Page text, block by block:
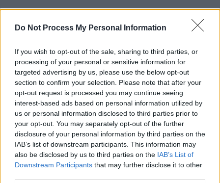
Do Not Process My Personal Information
If you wish to opt-out of the sale, sharing to third parties, or
processing of your personal or sensitive information for
targeted advertising by us, please use the below opt-out
section to confirm your selection. Please note that after your
opt-out request is processed you may continue seeing
interest-based ads based on personal information utilized by
us or personal information disclosed to third parties prior to
your opt-out. You may separately opt-out of the further
disclosure of your personal information by third parties on the
IAB’s list of downstream participants. This information may
also be disclosed by us to third parties on the IAB’s List of
Downstream Participants that may further disclose it to other
Σημείωσε ότιτο νέο έργο συμπληρώνει ένα
πλέγμα ενεργειών για την ουσιαστική
έχουν οικονομικό και κοινωνικό αποτύπωμα.
«Είναι ένας δρόμος ο οποίος θα έρθει και θα
αποτελέσει με τον τρόπο του τη φυσική
συνέχεια αφενός της Ιονίας Οδού και
αφετέρου του Ε65, ενός ακόμα πολύ
σημαντικού αυτοκινητόδρομου, ο οποίος
ουσιαστικά θα επιτρέψει στους κατοίκους,
στους επαγγελματίες της νότιας Ελλάδος,
της Αθήνας να επικοινωνούν με τη Δυτική
Μακεδονία και με την Ήπειρο από δύο
διαφορετικές οδούς».